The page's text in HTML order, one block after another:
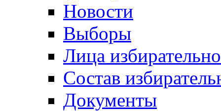
Новости
Выборы
Лица
Состав
Документы